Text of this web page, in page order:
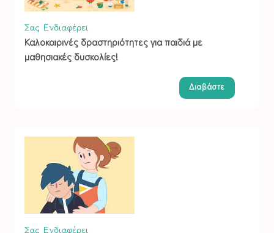
Σας Ενδιαφέρει
Καλοκαιρινές δραστηριότητες για παιδιά με
μαθησιακές δυσκολίες!
Διαβάστε
Σας Ενδιαφέρει